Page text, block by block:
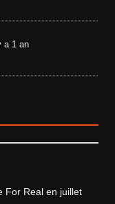
a 1 an
For Real en juillet